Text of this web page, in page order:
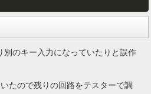
のキー入力になっていたりと誤作
たので残りの回路をテスターで調